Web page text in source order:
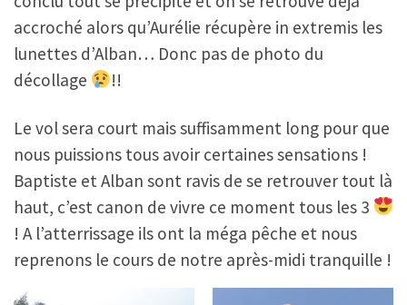
accroché alors qu’Aurélie récupère in extremis les
lunettes d’Alban… Donc pas de photo du
décollage
!!
Le vol sera court mais suffisamment long pour que
nous puissions tous avoir certaines sensations !
Baptiste et Alban sont ravis de se retrouver tout là
haut, c’est canon de vivre ce moment tous les 3
! A l’atterrissage ils ont la méga pêche et nous
reprenons le cours de notre après-midi tranquille !